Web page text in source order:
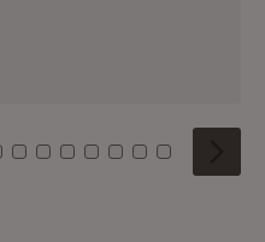
3 4 5 6
Kachel: 7
Zu Kachel: 8
Zu Kachel: 9
Zu Kachel: 10
Zu Kachel: 11
Zu Kachel: 12
Zu Kachel:
Zu